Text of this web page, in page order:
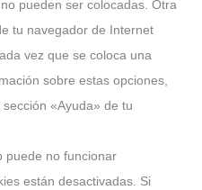
pueden ser colocadas. Otra
tu navegador de Internet
vez que se coloca una
sobre estas opciones,
«Ayuda» de tu
puede no funcionar
están desactivadas. Si